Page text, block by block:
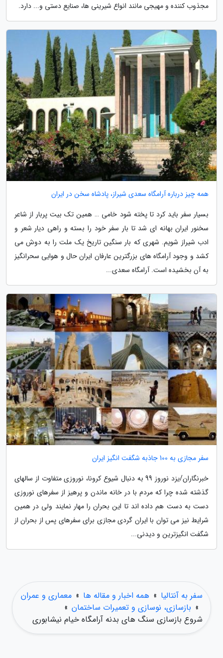
مجذوب کننده و مهیجی مانند انواع شیرینی ها، صنایع دستی و... دارد.
همه چیز درباره آرامگاه سعدی شیراز، پادشاه سخن در ایران
بسیار سفر باید کرد تا پخته شود خامی … همین تک بیت پربار از شاعر
سخنور ایران بهانه ای شد تا بار سفر خود را بسته و راهی دیار شعر و
ادب شیراز شویم. شهری که بار سنگین تاریخ یک ملت را به دوش می
کشد و وجود آرامگاه های بزرگترین عارفان ایران حال و هوایی سحرانگیز
به آن بخشیده است. آرامگاه سعدی...
سفر مجازی به 100 جاذبه شگفت انگیز ایران
خبرنگاران/یزد نوروز 99 به دنبال شیوع کرونا، نوروزی متفاوت از سالهای
گذشته شده چرا که مردم با در خانه ماندن و پرهیز از سفرهای نوروزی
دست به دست هم داده اند تا این بحران را مهار نمایند ولی در همین
شرایط نیز می توان با ایران گردی مجازی برای سفرهای پس از بحران از
شگفت انگیزترین و دیدنی...
سفر به آنتالیا » همه اخبار و مقاله ها » معماری و عمران
» بازسازی، نوسازی و تعمیرات ساختمان »
شروع بازسازی سنگ های بدنه آرامگاه خیام نیشابوری